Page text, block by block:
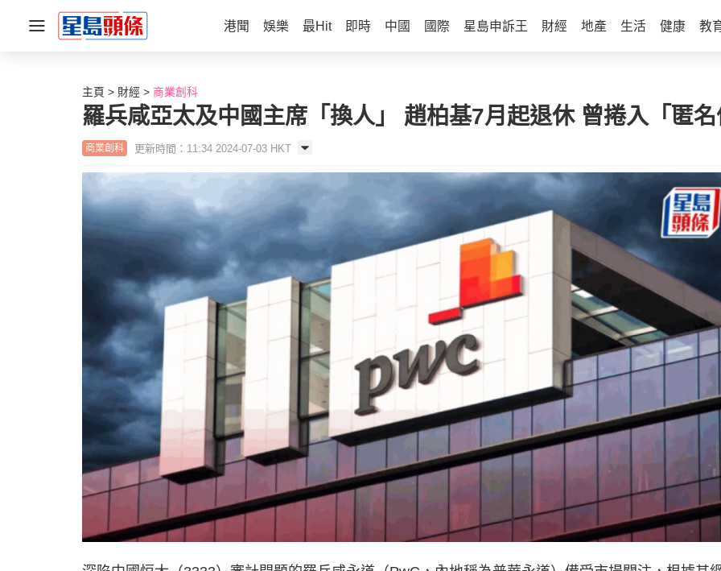
港聞 娛樂 最Hit 即時 中國 國際 星島申訴王 財經 地產 生活 健康 教
主頁 財經 商業創科
羅兵咸亞太及中國主席「換人」 趙柏基7月起退休 曾捲入「匿
商業創科 更新時間：11:34 2024-07-03 HKT